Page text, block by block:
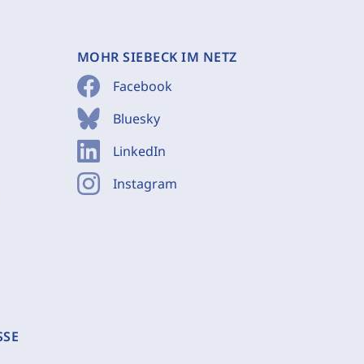
MOHR SIEBECK IM NETZ
Facebook
Bluesky
LinkedIn
Instagram